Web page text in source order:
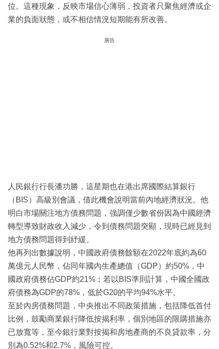
位。這種現象，反映市場信心薄弱，投資者只聚焦經濟或企
業的負面狀態，或不相信情況短期能有所改善。
廣告
人民銀行行長潘功勝，這星期也在港出席國際結算銀行
（BIS）高級別會議，借此機會說明當前內地經濟狀況。他
明白市場關注地方債務問題，強調僅少數省份因為中國經濟
轉型導致財政收入減少，令到債務問題突顯，現時已經見到
地方債務問題得到紓緩。
他再列出數據說明，中國政府債務餘額在2022年底約為60
萬億元人民幣，佔同年國內生產總值（GDP）約50%，中
國政府債務佔GDP約21%；若以BIS準則計算，中國全國政
府債務為GDP的78%，低於G20的平均94%水平。
至於內房債務問題，中央推出不同政策措施，包括降低首付
比例，鼓勵商業銀行降低按揭利率，個別地區的限購措施亦
已放寬等，至今銀行業對按揭和房地產商的不良貸款率，分
別為0.52%和2.7%，風險可控。